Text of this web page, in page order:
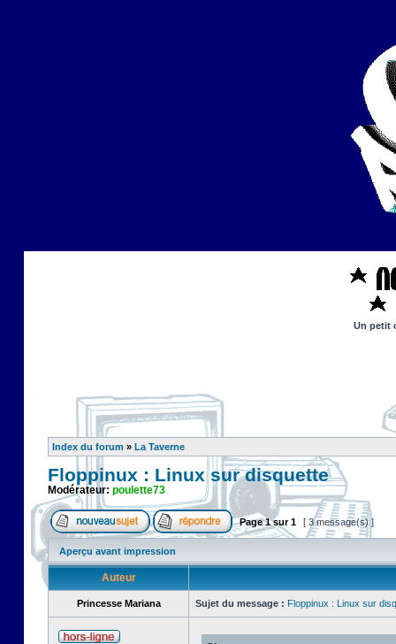
Un petit
Index du forum » La Taverne
Floppinux : Linux sur disquette
Modérateur: poulette73
Page1sur1 [ 3 message(s) ]
Aperçu avant impression
Auteur
Princesse Mariana Sujet du message : Floppinux : Linux sur